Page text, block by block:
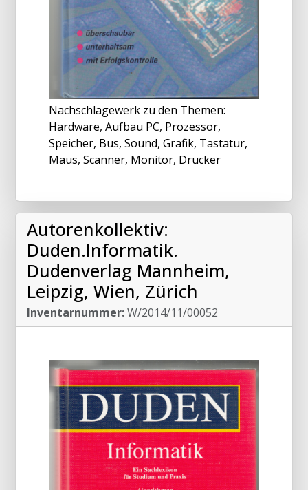
Nachschlagewerk zu den Themen:
Hardware, Aufbau PC, Prozessor,
Speicher, Bus, Sound, Grafik, Tastatur,
Maus, Scanner, Monitor, Drucker
Autorenkollektiv:
Duden.Informatik.
Dudenverlag Mannheim,
Leipzig, Wien, Zürich
Inventarnummer:W/2014/11/00052